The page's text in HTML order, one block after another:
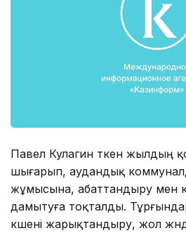
Павел Кулагин өткен жылдың
шығарып, аудандық
жұмысына, абаттандыру мен
дамытуға тоқталды.
көшені жарықтандыру, жол